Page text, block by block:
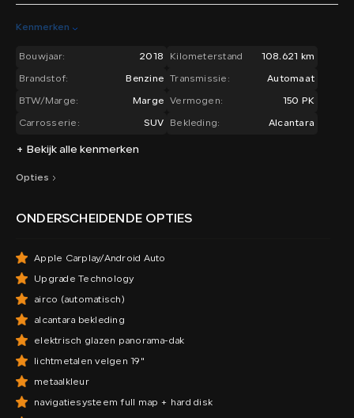
Kenmerken
Bouwjaar: 2018 Kilometerstand 108.621 km
Brandstof: Benzine Transmissie: Automaat
BTW/Marge: Marge Vermogen: 150 PK
Carrosserie: SUV Bekleding: Alcantara
+ Bekijk alle kenmerken
Opties
ONDERSCHEIDENDE OPTIES
Apple Carplay/Android Auto
Upgrade Technology
airco (automatisch)
alcantara bekleding
elektrisch glazen panorama-dak
lichtmetalen velgen 19"
metaalkleur
navigatiesysteem full map + hard disk